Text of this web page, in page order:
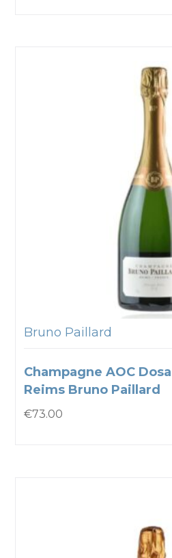
Bruno Paillard
Champagne AOC
Reims Bruno Paillard
€73.00